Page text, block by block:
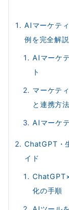
AIマーケテ
例を完全解説
AIマーケ
ト
マーケテ
と連携方法
AIマーケ
ChatGPT・
イド
化の手順